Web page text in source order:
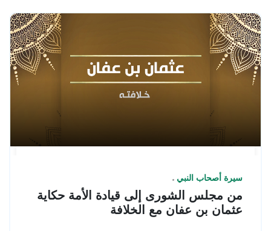
سيرة أصحاب النبي
من مجلس الشورى إلى قيادة الأمة حكاية
عثمان بن عفان مع الخلافة